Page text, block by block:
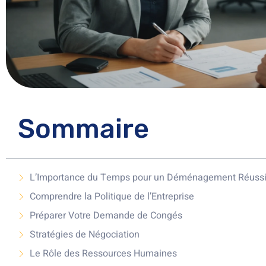
Sommaire
L’Importance du Temps pour un Déménagement Réussi
Comprendre la Politique de l’Entreprise
Préparer Votre Demande de Congés
Stratégies de Négociation
Le Rôle des Ressources Humaines